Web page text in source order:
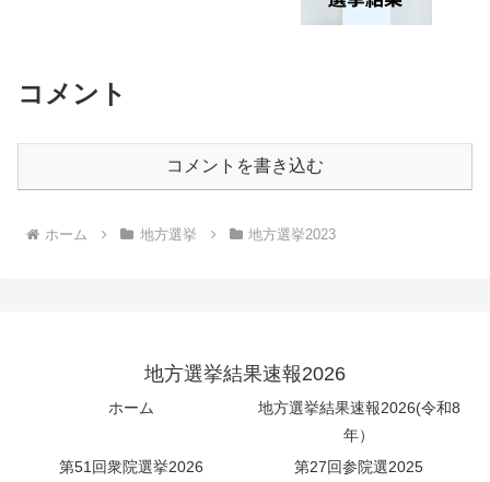
コメント
コメントを書き込む
ホーム 地方選挙 地方選挙2023
地方選挙結果速報2026
ホーム
地方選挙結果速報2026(令和8
年）
第51回衆院選挙2026
第27回参院選2025